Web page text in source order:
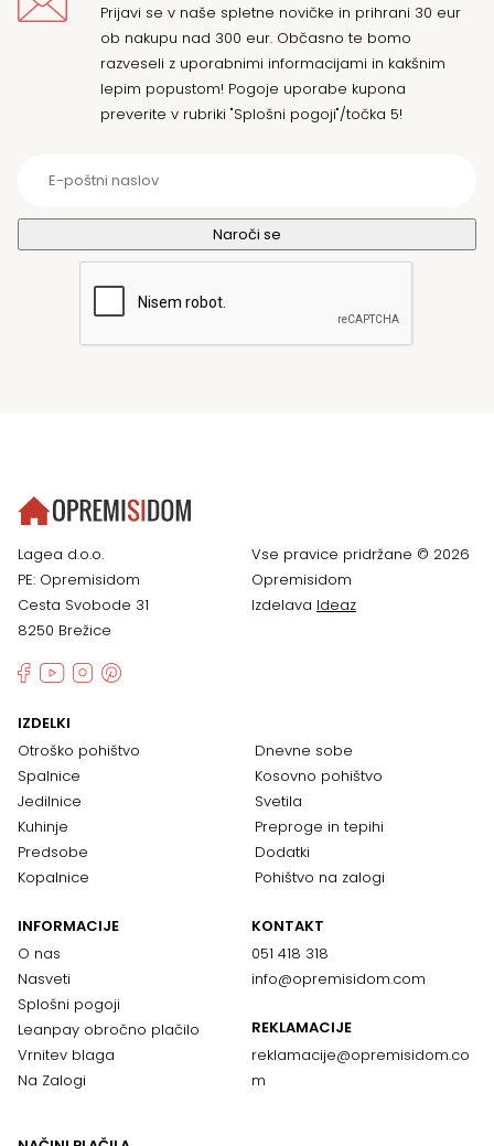
Prijavi se v naše spletne novičke in prihrani 30 eur
ob nakupu nad 300 eur. Občasno te bomo
razveseli z uporabnimi informacijami in kakšnim
lepim popustom! Pogoje uporabe kupona
preverite v rubriki "Splošni pogoji"/točka 5!
Lagea d.o.o.
PE: Opremisidom
Cesta Svobode 31
8250 Brežice
Vse pravice pridržane © 2026
Opremisidom
Izdelava Ideaz
IZDELKI
Otroško pohištvo
Spalnice
Jedilnice
Kuhinje
Predsobe
Kopalnice
Dnevne sobe
Kosovno pohištvo
Svetila
Preproge in tepihi
Dodatki
Pohištvo na zalogi
INFORMACIJE
O nas
Nasveti
Splošni pogoji
Leanpay obročno plačilo
Vrnitev blaga
Na Zalogi
KONTAKT
051 418 318
info@opremisidom.com
REKLAMACIJE
reklamacije@opremisidom.co
m